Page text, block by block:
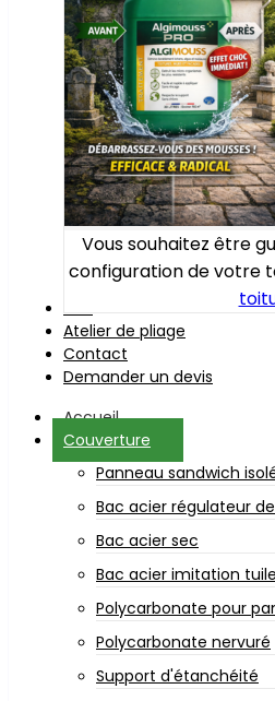
Vous souhaitez être
configuration de votre
Atelier de pliage
Contact
Demander un devis
Accueil
Couverture
Panneau sandwich
Bac acier régulateur
Bac acier sec
Bac acier imitation tuile
Polycarbonate pour
Polycarbonate nervuré
Support d'étanchéité